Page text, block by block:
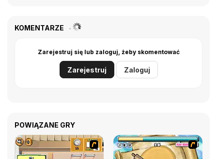
KOMENTARZE
Zarejestruj się lub zaloguj, żeby skomentować
Zarejestruj Zaloguj
POWIĄZANE GRY